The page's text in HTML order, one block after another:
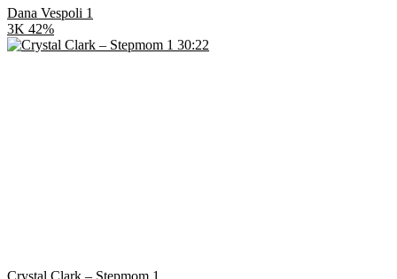
Dana Vespoli 1
3K 42%
30:22
Crystal Clark – Stepmom 1